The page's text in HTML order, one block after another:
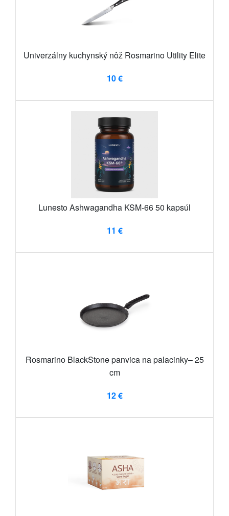
Univerzálny kuchynský nôž Rosmarino Utility Elite
10 €
Lunesto Ashwagandha KSM-66 50 kapsúl
11 €
Rosmarino BlackStone panvica na palacinky– 25
cm
12 €